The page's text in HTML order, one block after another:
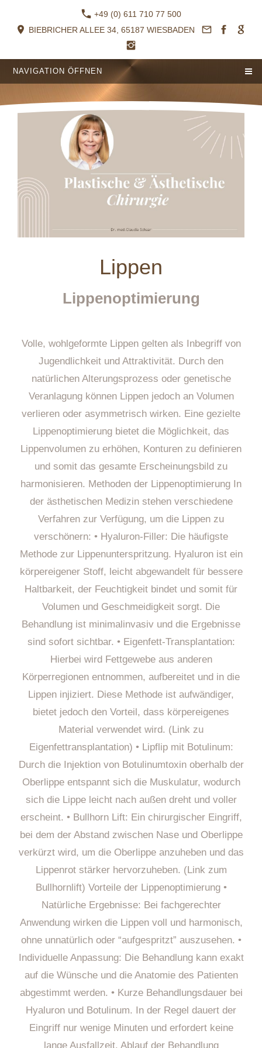
+49 (0) 611 710 77 500
BIEBRICHER ALLEE 34, 65187 WIESBADEN
NAVIGATION ÖFFNEN
Lippen
Lippenoptimierung
Volle, wohlgeformte Lippen gelten als Inbegriff von
Jugendlichkeit und Attraktivität. Durch den
natürlichen Alterungsprozess oder genetische
Veranlagung können Lippen jedoch an Volumen
verlieren oder asymmetrisch wirken. Eine gezielte
Lippenoptimierung bietet die Möglichkeit, das
Lippenvolumen zu erhöhen, Konturen zu definieren
und somit das gesamte Erscheinungsbild zu
harmonisieren. Methoden der Lippenoptimierung In
der ästhetischen Medizin stehen verschiedene
Verfahren zur Verfügung, um die Lippen zu
verschönern: • Hyaluron-Filler: Die häufigste
Methode zur Lippenunterspritzung. Hyaluron ist ein
körpereigener Stoff, leicht abgewandelt für bessere
Haltbarkeit, der Feuchtigkeit bindet und somit für
Volumen und Geschmeidigkeit sorgt. Die
Behandlung ist minimalinvasiv und die Ergebnisse
sind sofort sichtbar. • Eigenfett-Transplantation:
Hierbei wird Fettgewebe aus anderen
Körperregionen entnommen, aufbereitet und in die
Lippen injiziert. Diese Methode ist aufwändiger,
bietet jedoch den Vorteil, dass körpereigenes
Material verwendet wird. (Link zu
Eigenfettransplantation) • Lipflip mit Botulinum:
Durch die Injektion von Botulinumtoxin oberhalb der
Oberlippe entspannt sich die Muskulatur, wodurch
sich die Lippe leicht nach außen dreht und voller
erscheint. • Bullhorn Lift: Ein chirurgischer Eingriff,
bei dem der Abstand zwischen Nase und Oberlippe
verkürzt wird, um die Oberlippe anzuheben und das
Lippenrot stärker hervorzuheben. (Link zum
Bullhornlift) Vorteile der Lippenoptimierung •
Natürliche Ergebnisse: Bei fachgerechter
Anwendung wirken die Lippen voll und harmonisch,
ohne unnatürlich oder “aufgespritzt” auszusehen. •
Individuelle Anpassung: Die Behandlung kann exakt
auf die Wünsche und die Anatomie des Patienten
abgestimmt werden. • Kurze Behandlungsdauer bei
Hyaluron und Botulinum. In der Regel dauert der
Eingriff nur wenige Minuten und erfordert keine
lange Ausfallzeit. Ablauf der Behandlung